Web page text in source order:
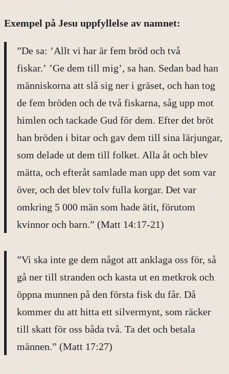
Exempel på Jesu uppfyllelse av namnet:
”De sa: ’Allt vi har är fem bröd och två
fiskar.’ ’Ge dem till mig’, sa han. Sedan bad han
människorna att slå sig ner i gräset, och han tog
de fem bröden och de två fiskarna, såg upp mot
himlen och tackade Gud för dem. Efter det bröt
han bröden i bitar och gav dem till sina lärjungar,
som delade ut dem till folket. Alla åt och blev
mätta, och efteråt samlade man upp det som var
över, och det blev tolv fulla korgar. Det var
omkring 5 000 män som hade ätit, förutom
kvinnor och barn.” (Matt 14:17-21)
”Vi ska inte ge dem något att anklaga oss för, så
gå ner till stranden och kasta ut en metkrok och
öppna munnen på den första fisk du får. Då
kommer du att hitta ett silvermynt, som räcker
till skatt för oss båda två. Ta det och betala
männen.” (Matt 17:27)